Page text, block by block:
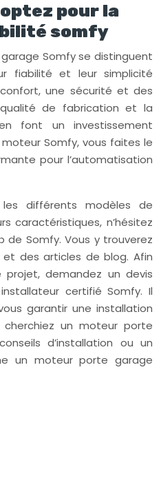
pour la
somfy
Somfy se distinguent
fiabilité et leur simplicité
une sécurité et des
qualité de fabrication et la
font un investissement
Somfy, vous faites le
pour l’automatisation
différents modèles de
caractéristiques, n’hésitez
Somfy. Vous y trouverez
des articles de blog. Afin
demandez un devis
certifié Somfy. Il
garantir une installation
cherchiez un moteur porte
d’installation ou un
un moteur porte garage